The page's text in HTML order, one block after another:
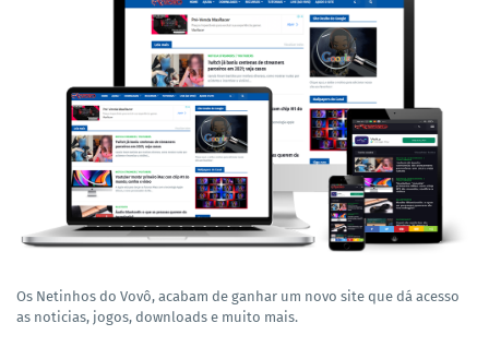
Os Netinhos do Vovô, acabam de ganhar um novo site que dá acesso
as noticias, jogos, downloads e muito mais.